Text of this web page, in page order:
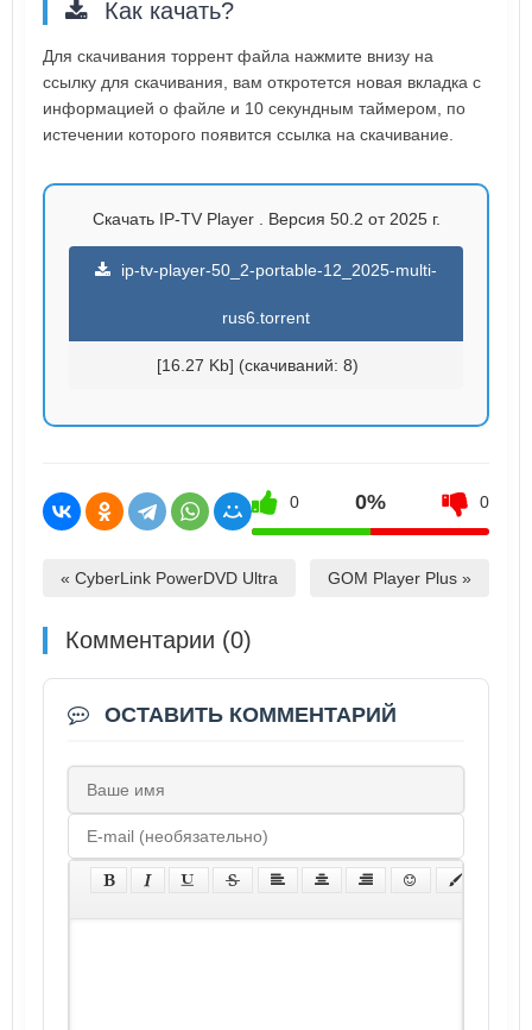
Как качать?
Для скачивания торрент файла нажмите внизу на
ссылку для скачивания, вам откротется новая вкладка с
информацией о файле и 10 секундным таймером, по
истечении которого появится ссылка на скачивание.
Скачать IP-TV Player . Версия 50.2 от 2025 г.
ip-tv-player-50_2-portable-12_2025-multi-
rus6.torrent
[16.27 Kb] (cкачиваний: 8)
0 0% 0
« CyberLink PowerDVD Ultra GOM Player Plus »
Комментарии (0)
ОСТАВИТЬ КОММЕНТАРИЙ